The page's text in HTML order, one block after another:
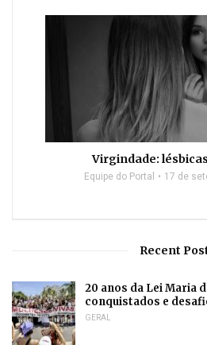
Virgindade:
Equipe do Portal 17 de
Recent
20 anos da Lei Maria
conquistados e
GERAL